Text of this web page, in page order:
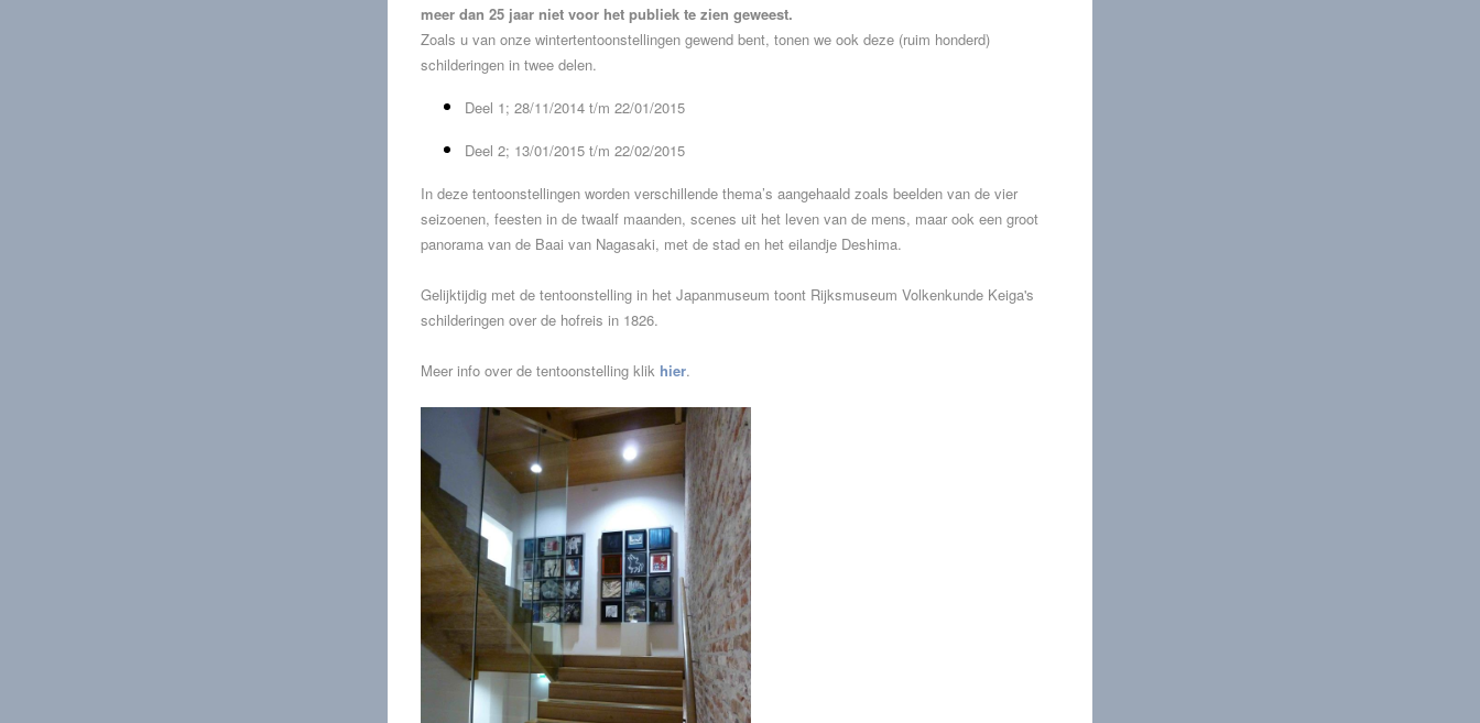
meer dan 25 jaar niet voor het publiek te zien geweest.
Zoals u van onze wintertentoonstellingen gewend bent, tonen we ook deze (ruim honderd)
schilderingen in twee delen.
Deel 1; 28/11/2014 t/m 22/01/2015
Deel 2; 13/01/2015 t/m 22/02/2015
In deze tentoonstellingen worden verschillende thema’s aangehaald zoals beelden van de vier
seizoenen, feesten in de twaalf maanden, scenes uit het leven van de mens, maar ook een groot
panorama van de Baai van Nagasaki, met de stad en het eilandje Deshima.
Gelijktijdig met de tentoonstelling in het Japanmuseum toont Rijksmuseum Volkenkunde Keiga's
schilderingen over de hofreis in 1826.
Meer info over de tentoonstelling klik hier.